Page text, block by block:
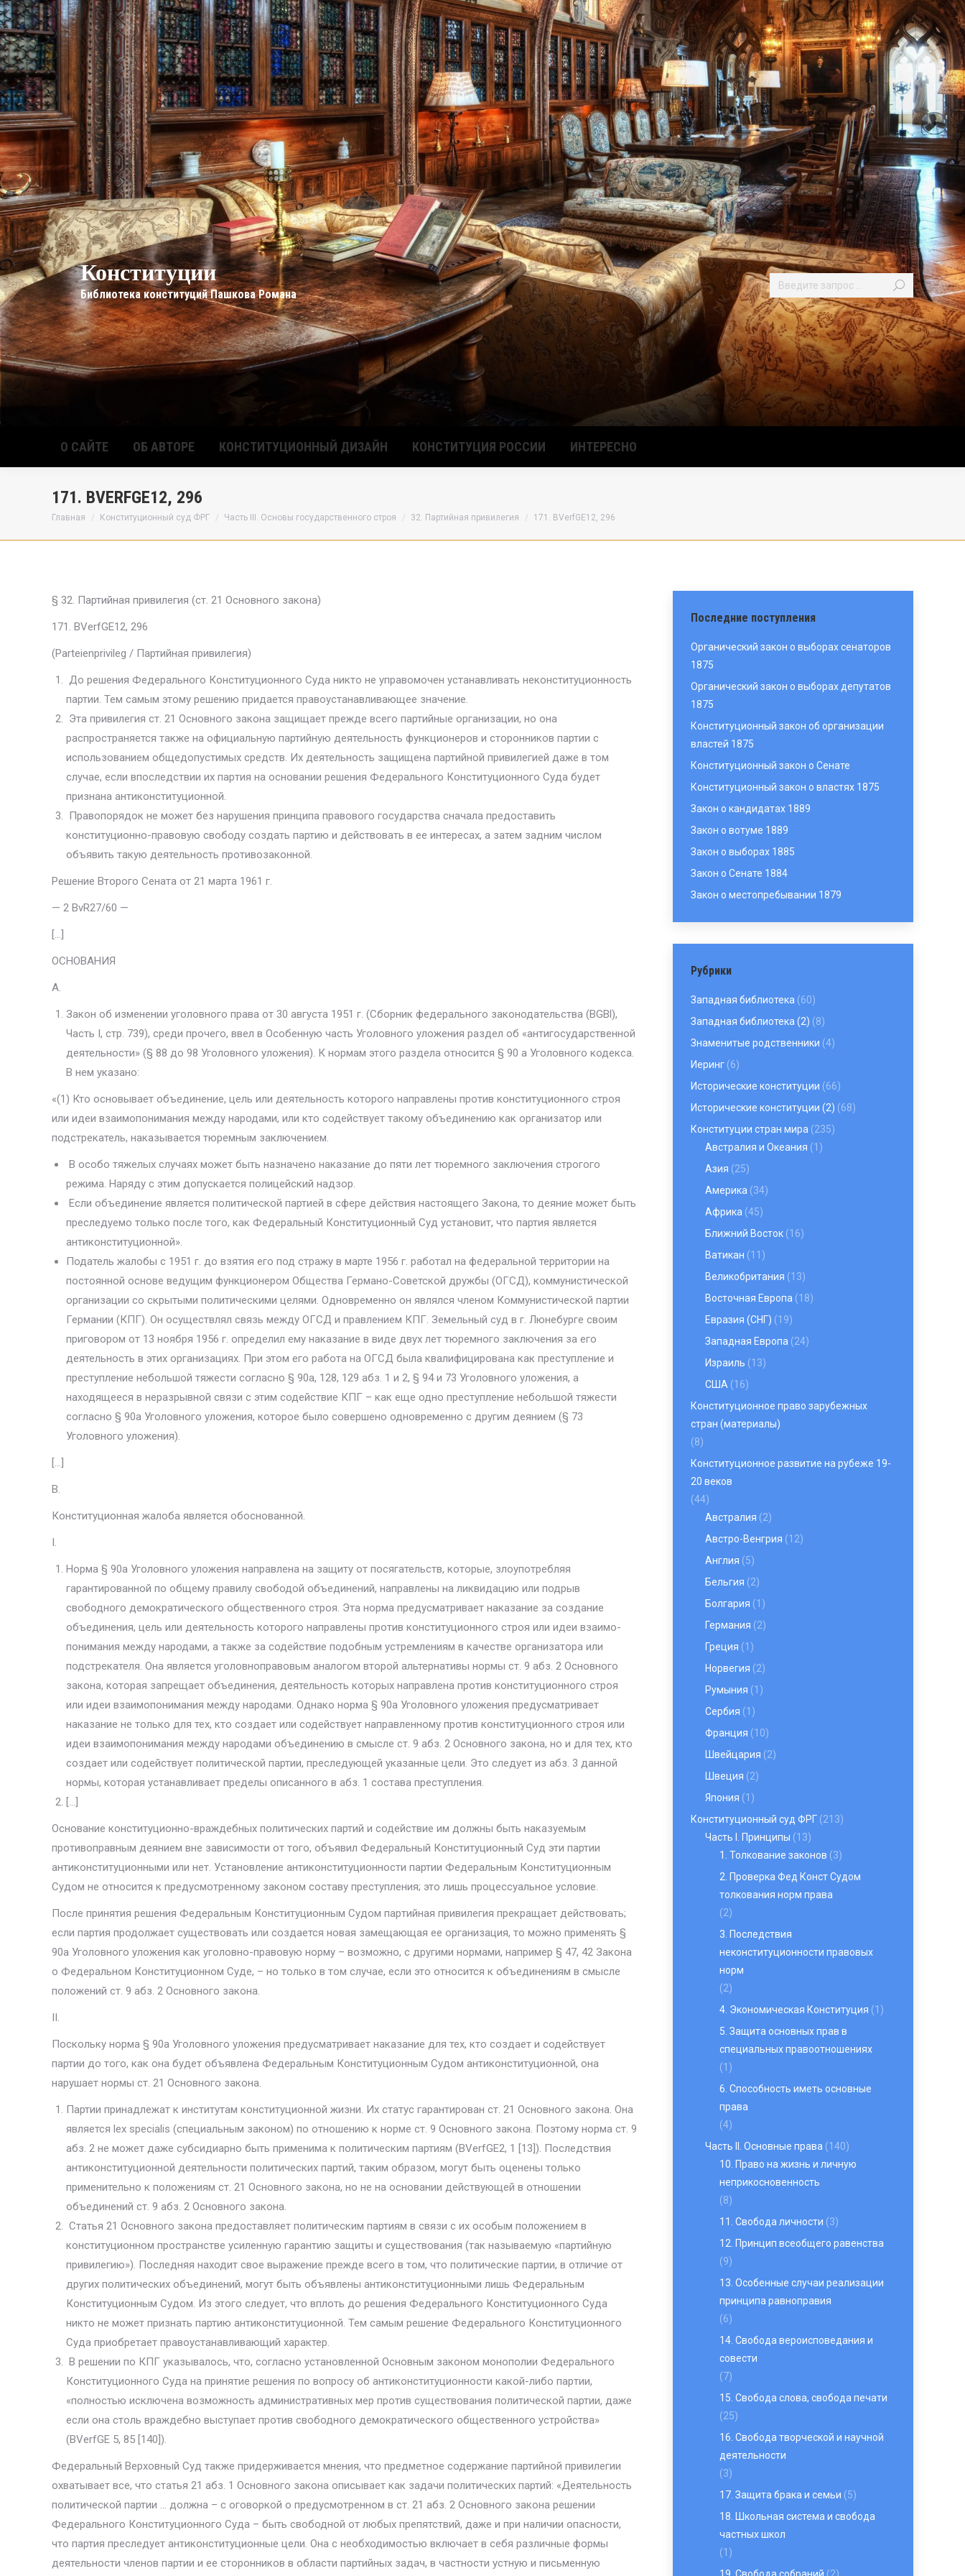
Конституции
Библиотека конституций Пашкова Романа
О САЙТЕ ОБ АВТОРЕ КОНСТИТУЦИОННЫЙ ДИЗАЙН КОНСТИТУЦИЯ РОССИИ ИНТЕРЕСНО
171. BVERFGE12, 296
Вы здесь:
Главная Конституционный суд ФРГ Часть III. Основы государственного строя 32. Партийная привилегия 171. BVerfGE12, 296
§ 32. Партийная привилегия (ст. 21 Основного закона)
171. BVerfGE12, 296
(Parteienprivileg / Партийная привилегия)
До решения Федерального Конституционного Суда никто не упра­вомочен устанавливать неконституционность
партии. Тем самым этому решению придается правоустанавливающее значение.
Эта привилегия ст. 21 Основного закона защищает прежде все­го партийные организации, но она
распространяется также на офици­альную партийную деятельность функционеров и сторонников партии с
использованием общедопустимых средств. Их деятельность защищена партийной привилегией даже в том
случае, если впоследствии их пар­тия на основании решения Федерального Конституционного Суда будет
признана антиконституционной.
Правопорядок не может без нарушения принципа правового госу­дарства сначала предоставить
конституционно-правовую свободу создать партию и действовать в ее интересах, а затем задним числом
объявить такую деятельность противозаконной.
Решение Второго Сената от 21 марта 1961 г.
— 2 BvR27/60 —
[…]
ОСНОВАНИЯ
A.
Закон об изменении уголовного права от 30 августа 1951 г. (Сборник федерального законодательства (BGBl),
Часть I, стр. 739), среди прочего, ввел в Особенную часть Уголовного уложения раздел об «антигосудар­ственной
деятельности» (§ 88 до 98 Уголовного уложения). К нормам это­го раздела относится § 90 а Уголовного кодекса.
В нем указано:
«(1) Кто основывает объединение, цель или деятельность кото­рого направлены против конституционного строя
или идеи взаи­мопонимания между народами, или кто содействует такому объ­единению как организатор или
подстрекатель, наказывается тю­ремным заключением.
В особо тяжелых случаях может быть назначено наказа­ние до пяти лет тюремного заключения строгого
режима. Наряду с этим допускается полицейский надзор.
Если объединение является политической партией в сфере действия настоящего Закона, то деяние может быть
преследуемо только после того, как Федеральный Конституционный Суд уста­новит, что партия является
антиконституционной».
Податель жалобы с 1951 г. до взятия его под стражу в марте 1956 г. работал на федеральной территории на
постоянной основе ведущим функционером Общества Германо-Советской дружбы (ОГСД), коммуни­стической
организации со скрытыми политическими целями. Одновре­менно он являлся членом Коммунистической партии
Германии (КПГ). Он осуществлял связь между ОГСД и правлением КПГ. Земельный суд в г. Люнебурге своим
приговором от 13 ноября 1956 г. определил ему на­казание в виде двух лет тюремного заключения за его
деятельность в этих организациях. При этом его работа на ОГСД была квалифицирована как преступление и
преступление небольшой тяжести согласно § 90а, 128, 129 абз. 1 и 2, § 94 и 73 Уголовного уложения, а
находящееся в неразрывной связи с этим содействие КПГ – как еще одно преступление небольшой тяжести
согласно § 90а Уголовного уложения, которое было совершено одновременно с другим деянием (§ 73
Уголовного уложения).
[…]
В.
Конституционная жалоба является обоснованной.
I.
Норма § 90а Уголовного уложения направлена на защиту от пося­гательств, которые, злоупотребляя
гарантированной по общему пра­вилу свободой объединений, направлены на ликвидацию или подрыв
свободного демократического общественного строя. Эта норма преду­сматривает наказание за создание
объединения, цель или деятельность которого направлены против конституционного строя или идеи взаимо­
понимания между народами, а также за содействие подобным устремле­ниям в качестве организатора или
подстрекателя. Она является уголовно­правовым аналогом второй альтернативы нормы ст. 9 абз. 2 Основного
закона, которая запрещает объединения, деятельность которых направ­лена против конституционного строя
или идеи взаимопонимания между народами. Однако норма § 90a Уголовного уложения предусматривает
наказание не только для тех, кто создает или содействует направленно­му против конституционного строя или
идеи взаимопонимания между народами объединению в смысле ст. 9 абз. 2 Основного закона, но и для тех, кто
создает или содействует политической партии, преследующей указанные цели. Это следует из абз. 3 данной
нормы, которая устанав­ливает пределы описанного в абз. 1 состава преступления.
[…]
Основание конституционно-враждебных политических партий и содей­ствие им должны быть наказуемым
противоправным деянием вне зависи­мости от того, объявил Федеральный Конституционный Суд эти партии
антиконституционными или нет. Установление антиконституционности партии Федеральным Конституционным
Судом не относится к предусмо­тренному законом составу преступления; это лишь процессуальное условие.
После принятия решения Федеральным Конституционным Судом пар­тийная привилегия прекращает действовать;
если партия продолжает су­ществовать или создается новая замещающая ее организация, то можно применять §
90a Уголовного уложения как уголовно-правовую норму – возможно, с другими нормами, например § 47, 42 Закона
о Федеральном Конституционном Суде, – но только в том случае, если это относится к объединениям в смысле
положений ст. 9 абз. 2 Основного закона.
II.
Поскольку норма § 90a Уголовного уложения предусматривает нака­зание для тех, кто создает и содействует
партии до того, как она будет объявлена Федеральным Конституционным Судом антиконституцион­ной, она
нарушает нормы ст. 21 Основного закона.
Партии принадлежат к институтам конституционной жизни. Их статус гарантирован ст. 21 Основного закона. Она
является lex specialis (специальным законом) по отношению к норме ст. 9 Основного закона. Поэтому норма ст. 9
абз. 2 не может даже субсидиарно быть применима к политическим партиям (BVerfGE2, 1 [13]). Последствия
антиконститу­ционной деятельности политических партий, таким образом, могут быть оценены только
применительно к положениям ст. 21 Основного закона, но не на основании действующей в отношении
объединений ст. 9 абз. 2 Основного закона.
Статья 21 Основного закона предоставляет политическим партиям в связи с их особым положением в
конституционном пространстве уси­ленную гарантию защиты и существования (так называемую «партийную
привилегию»). Последняя находит свое выражение прежде всего в том, что политические партии, в отличие от
других политических объедине­ний, могут быть объявлены антиконституционными лишь Федеральным
Конституционным Судом. Из этого следует, что вплоть до решения Феде­рального Конституционного Суда
никто не может признать партию анти­конституционной. Тем самым решение Федерального Конституционного
Суда приобретает правоустанавливающий характер.
В решении по КПГ указывалось, что, согласно установленной Основ­ным законом монополии Федерального
Конституционного Суда на при­нятие решения по вопросу об антиконституционности какой-либо пар­тии,
«полностью исключена возможность административных мер против существования политической партии, даже
если она столь враждебно выступает против свободного демократического общественного устрой­ства»
(BVerfGE 5, 85 [140]).
Федеральный Верховный Суд также придерживается мнения, что предметное содержание партийной привилегии
охватывает все, что статья 21 абз. 1 Основного закона описывает как задачи политических партий: «Деятельность
политической партии … должна – с оговоркой о предусмотренном в ст. 21 абз. 2 Основного закона решении
Федераль­ного Конституционного Суда – быть свободной от любых препятствий, даже и при наличии опасности,
что партия преследует антиконституци­онные цели. Она с необходимостью включает в себя различные формы
деятельности членов партии и ее сторонников в области партийных за­дач, в частности устную и письменную
Последние поступления
Органический закон о выборах сенаторов
1875
Органический закон о выборах депутатов
1875
Конституционный закон об организации
властей 1875
Конституционный закон о Сенате
Конституционный закон о властях 1875
Закон о кандидатах 1889
Закон о вотуме 1889
Закон о выборах 1885
Закон о Сенате 1884
Закон о местопребывании 1879
Рубрики
Западная библиотека (60)
Западная библиотека (2) (8)
Знаменитые родственники (4)
Иеринг (6)
Исторические конституции (66)
Исторические конституции (2) (68)
Конституции стран мира (235)
Австралия и Океания (1)
Азия (25)
Америка (34)
Африка (45)
Ближний Восток (16)
Ватикан (11)
Великобритания (13)
Восточная Европа (18)
Евразия (СНГ) (19)
Западная Европа (24)
Израиль (13)
США (16)
Конституционное право зарубежных
стран (материалы)
(8)
Конституционное развитие на рубеже 19-
20 веков
(44)
Австралия (2)
Австро-Венгрия (12)
Англия (5)
Бельгия (2)
Болгария (1)
Германия (2)
Греция (1)
Норвегия (2)
Румыния (1)
Сербия (1)
Франция (10)
Швейцария (2)
Швеция (2)
Япония (1)
Конституционный суд ФРГ (213)
Часть I. Принципы (13)
1. Толкование законов (3)
2. Проверка Фед Конст Судом
толкования норм права
(2)
3. Последствия
неконституционности правовых
норм
(2)
4. Экономическая Конституция (1)
5. Защита основных прав в
специальных правоотношениях
(1)
6. Способность иметь основные
права
(4)
Часть II. Основные права (140)
10. Право на жизнь и личную
неприкосновенность
(8)
11. Свобода личности (3)
12. Принцип всеобщего равенства
(9)
13. Особенные случаи реализации
принципа равноправия
(6)
14. Свобода вероисповедания и
совести
(7)
15. Свобода слова, свобода печати
(25)
16. Свобода творческой и научной
деятельности
(3)
17. Защита брака и семьи (5)
18. Школьная система и свобода
частных школ
(1)